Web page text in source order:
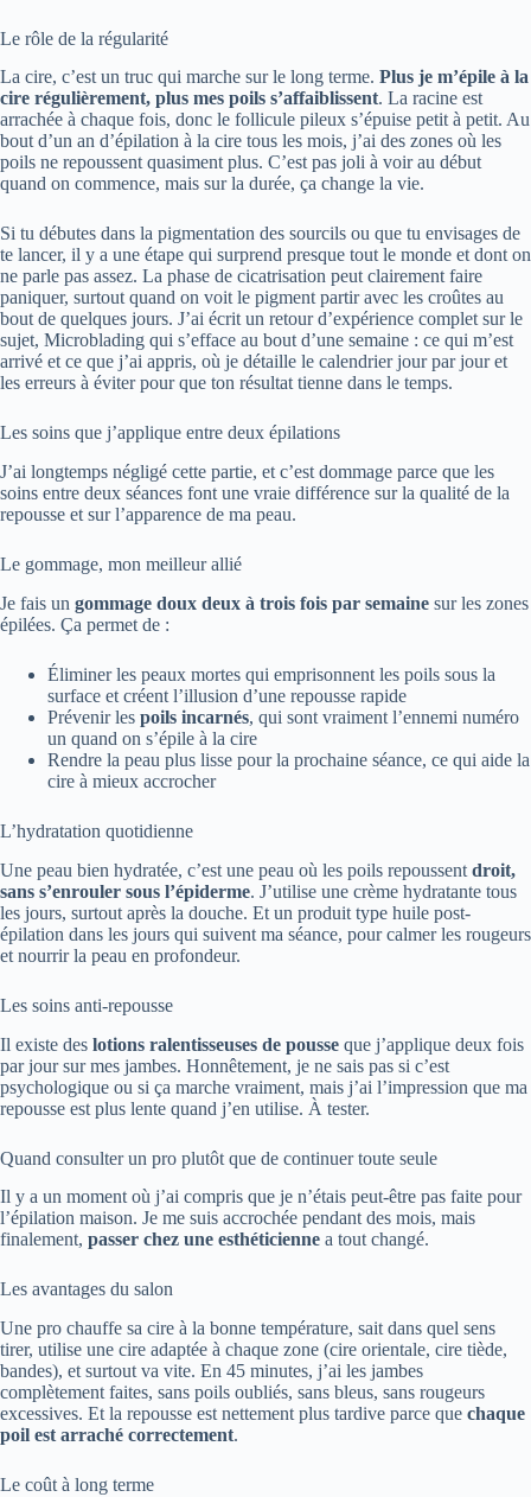
Le rôle de la régularité
La cire, c’est un truc qui marche sur le long terme. Plus je m’épile à la
cire régulièrement, plus mes poils s’affaiblissent. La racine est
arrachée à chaque fois, donc le follicule pileux s’épuise petit à petit. Au
bout d’un an d’épilation à la cire tous les mois, j’ai des zones où les
poils ne repoussent quasiment plus. C’est pas joli à voir au début
quand on commence, mais sur la durée, ça change la vie.
Si tu débutes dans la pigmentation des sourcils ou que tu envisages de
te lancer, il y a une étape qui surprend presque tout le monde et dont on
ne parle pas assez. La phase de cicatrisation peut clairement faire
paniquer, surtout quand on voit le pigment partir avec les croûtes au
bout de quelques jours. J’ai écrit un retour d’expérience complet sur le
sujet, Microblading qui s’efface au bout d’une semaine : ce qui m’est
arrivé et ce que j’ai appris, où je détaille le calendrier jour par jour et
les erreurs à éviter pour que ton résultat tienne dans le temps.
Les soins que j’applique entre deux épilations
J’ai longtemps négligé cette partie, et c’est dommage parce que les
soins entre deux séances font une vraie différence sur la qualité de la
repousse et sur l’apparence de ma peau.
Le gommage, mon meilleur allié
Je fais un gommage doux deux à trois fois par semaine sur les zones
épilées. Ça permet de :
Éliminer les peaux mortes qui emprisonnent les poils sous la
surface et créent l’illusion d’une repousse rapide
Prévenir les poils incarnés, qui sont vraiment l’ennemi numéro
un quand on s’épile à la cire
Rendre la peau plus lisse pour la prochaine séance, ce qui aide la
cire à mieux accrocher
L’hydratation quotidienne
Une peau bien hydratée, c’est une peau où les poils repoussent droit,
sans s’enrouler sous l’épiderme. J’utilise une crème hydratante tous
les jours, surtout après la douche. Et un produit type huile post-
épilation dans les jours qui suivent ma séance, pour calmer les rougeurs
et nourrir la peau en profondeur.
Les soins anti-repousse
Il existe des lotions ralentisseuses de pousse que j’applique deux fois
par jour sur mes jambes. Honnêtement, je ne sais pas si c’est
psychologique ou si ça marche vraiment, mais j’ai l’impression que ma
repousse est plus lente quand j’en utilise. À tester.
Quand consulter un pro plutôt que de continuer toute seule
Il y a un moment où j’ai compris que je n’étais peut-être pas faite pour
l’épilation maison. Je me suis accrochée pendant des mois, mais
finalement, passer chez une esthéticienne a tout changé.
Les avantages du salon
Une pro chauffe sa cire à la bonne température, sait dans quel sens
tirer, utilise une cire adaptée à chaque zone (cire orientale, cire tiède,
bandes), et surtout va vite. En 45 minutes, j’ai les jambes
complètement faites, sans poils oubliés, sans bleus, sans rougeurs
excessives. Et la repousse est nettement plus tardive parce que chaque
poil est arraché correctement.
Le coût à long terme